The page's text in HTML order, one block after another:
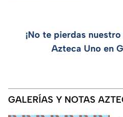
¡No te pierdas
Azteca Uno en
GALERÍAS Y NOTAS